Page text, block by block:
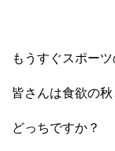
もうすぐスポー
皆さんは食欲の
どっちですか？